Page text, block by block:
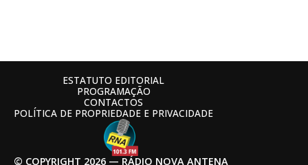
© COPYRIGHT 2026 — RÁDIO NOVA ANTENA
ESTATUTO EDITORIAL
PROGRAMAÇÃO
CONTACTOS
POLÍTICA DE PROPRIEDADE E PRIVACIDADE